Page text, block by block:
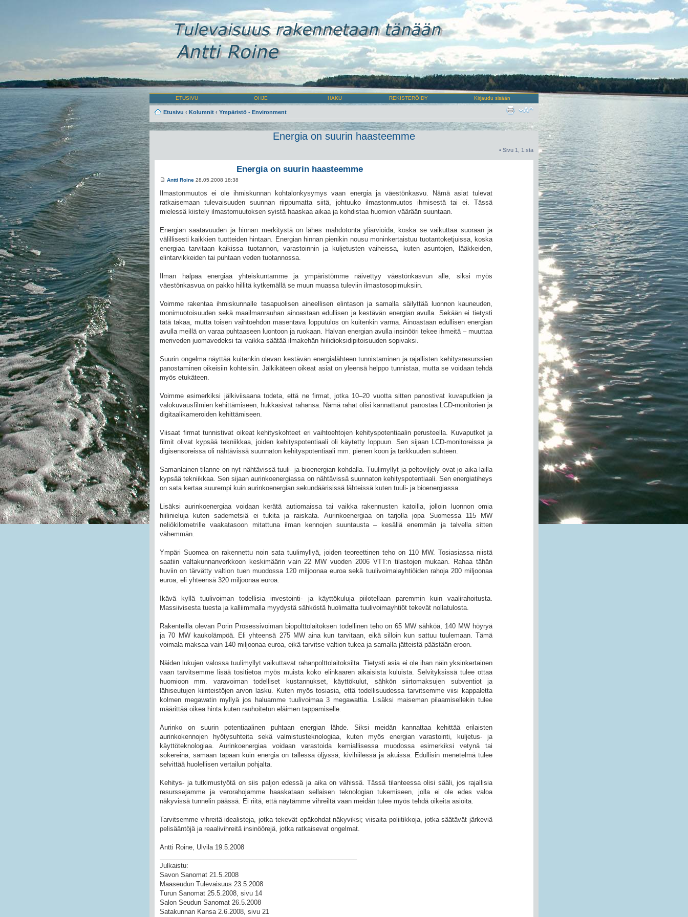
ETUSIVU OHJE HAKU REKISTERÖIDY Kirjaudu sisään
Etusivu ‹ Kolumnit ‹ Ympäristö - Environment
Energia on suurin haasteemme
• Sivu 1 1 :sta
Energia on suurin haasteemme
Antti Roine 28.05.2008 18:38
Ilmastonmuutos ei ole ihmiskunnan kohtalonkysymys vaan energia ja väestönkasvu. Nämä asiat tulevat
ratkaisemaan tulevaisuuden suunnan riippumatta siitä, johtuuko ilmastonmuutos ihmisestä tai ei. Tässä
mielessä kiistely ilmastomuutoksen syistä haaskaa aikaa ja kohdistaa huomion väärään suuntaan.
Energian saatavuuden ja hinnan merkitystä on lähes mahdotonta yliarvioida, koska se vaikuttaa suoraan ja
välillisesti kaikkien tuotteiden hintaan. Energian hinnan pienikin nousu moninkertaistuu tuotantoketjuissa, koska
energiaa tarvitaan kaikissa tuotannon, varastoinnin ja kuljetusten vaiheissa, kuten asuntojen, lääkkeiden,
elintarvikkeiden tai puhtaan veden tuotannossa.
Ilman halpaa energiaa yhteiskuntamme ja ympäristömme näivettyy väestönkasvun alle, siksi myös
väestönkasvua on pakko hillitä kytkemällä se muun muassa tuleviin ilmastosopimuksiin.
Voimme rakentaa ihmiskunnalle tasapuolisen aineellisen elintason ja samalla säilyttää luonnon kauneuden,
monimuotoisuuden sekä maailmanrauhan ainoastaan edullisen ja kestävän energian avulla. Sekään ei tietysti
tätä takaa, mutta toisen vaihtoehdon masentava lopputulos on kuitenkin varma. Ainoastaan edullisen energian
avulla meillä on varaa puhtaaseen luontoon ja ruokaan. Halvan energian avulla insinööri tekee ihmeitä – muuttaa
meriveden juomavedeksi tai vaikka säätää ilmakehän hiilidioksidipitoisuuden sopivaksi.
Suurin ongelma näyttää kuitenkin olevan kestävän energialähteen tunnistaminen ja rajallisten kehitysresurssien
panostaminen oikeisiin kohteisiin. Jälkikäteen oikeat asiat on yleensä helppo tunnistaa, mutta se voidaan tehdä
myös etukäteen.
Voimme esimerkiksi jälkiviisaana todeta, että ne firmat, jotka 10–20 vuotta sitten panostivat kuvaputkien ja
valokuvausfilmien kehittämiseen, hukkasivat rahansa. Nämä rahat olisi kannattanut panostaa LCD-monitorien ja
digitaalikameroiden kehittämiseen.
Viisaat firmat tunnistivat oikeat kehityskohteet eri vaihtoehtojen kehityspotentiaalin perusteella. Kuvaputket ja
filmit olivat kypsää tekniikkaa, joiden kehityspotentiaali oli käytetty loppuun. Sen sijaan LCD-monitoreissa ja
digisensoreissa oli nähtävissä suunnaton kehityspotentiaali mm. pienen koon ja tarkkuuden suhteen.
Samanlainen tilanne on nyt nähtävissä tuuli- ja bioenergian kohdalla. Tuulimyllyt ja peltoviljely ovat jo aika lailla
kypsää tekniikkaa. Sen sijaan aurinkoenergiassa on nähtävissä suunnaton kehityspotentiaali. Sen energiatiheys
on sata kertaa suurempi kuin aurinkoenergian sekundäärisissä lähteissä kuten tuuli- ja bioenergiassa.
Lisäksi aurinkoenergiaa voidaan kerätä autiomaissa tai vaikka rakennusten katoilla, jolloin luonnon omia
hiilinieluja kuten sademetsiä ei tukita ja raiskata. Aurinkoenergiaa on tarjolla jopa Suomessa 115 MW
neliökilometrille vaakatasoon mitattuna ilman kennojen suuntausta – kesällä enemmän ja talvella sitten
vähemmän.
Ympäri Suomea on rakennettu noin sata tuulimyllyä, joiden teoreettinen teho on 110 MW. Tosiasiassa niistä
saatiin valtakunnanverkkoon keskimäärin vain 22 MW vuoden 2006 VTT:n tilastojen mukaan. Rahaa tähän
huviin on tärvätty valtion tuen muodossa 120 miljoonaa euroa sekä tuulivoimalayhtiöiden rahoja 200 miljoonaa
euroa, eli yhteensä 320 miljoonaa euroa.
Ikävä kyllä tuulivoiman todellisia investointi- ja käyttökuluja piilotellaan paremmin kuin vaalirahoitusta.
Massiivisesta tuesta ja kalliimmalla myydystä sähköstä huolimatta tuulivoimayhtiöt tekevät nollatulosta.
Rakenteilla olevan Porin Prosessivoiman biopolttolaitoksen todellinen teho on 65 MW sähköä, 140 MW höyryä
ja 70 MW kaukolämpöä. Eli yhteensä 275 MW aina kun tarvitaan, eikä silloin kun sattuu tuulemaan. Tämä
voimala maksaa vain 140 miljoonaa euroa, eikä tarvitse valtion tukea ja samalla jätteistä päästään eroon.
Näiden lukujen valossa tuulimyllyt vaikuttavat rahanpolttolaitoksilta. Tietysti asia ei ole ihan näin yksinkertainen
vaan tarvitsemme lisää tositietoa myös muista koko elinkaaren aikaisista kuluista. Selvityksissä tulee ottaa
huomioon mm. varavoiman todelliset kustannukset, käyttökulut, sähkön siirtomaksujen subventiot ja
lähiseutujen kiinteistöjen arvon lasku. Kuten myös tosiasia, että todellisuudessa tarvitsemme viisi kappaletta
kolmen megawatin myllyä jos haluamme tuulivoimaa 3 megawattia. Lisäksi maiseman pilaamisellekin tulee
määrittää oikea hinta kuten rauhoitetun eläimen tappamiselle.
Aurinko on suurin potentiaalinen puhtaan energian lähde. Siksi meidän kannattaa kehittää erilaisten
aurinkokennojen hyötysuhteita sekä valmistusteknologiaa, kuten myös energian varastointi, kuljetus- ja
käyttöteknologiaa. Aurinkoenergiaa voidaan varastoida kemiallisessa muodossa esimerkiksi vetynä tai
sokereina, samaan tapaan kuin energia on tallessa öljyssä, kivihiilessä ja akuissa. Edullisin menetelmä tulee
selvittää huolellisen vertailun pohjalta.
Kehitys- ja tutkimustyötä on siis paljon edessä ja aika on vähissä. Tässä tilanteessa olisi sääli, jos rajallisia
resurssejamme ja verorahojamme haaskataan sellaisen teknologian tukemiseen, jolla ei ole edes valoa
näkyvissä tunnelin päässä. Ei riitä, että näytämme vihreiltä vaan meidän tulee myös tehdä oikeita asioita.
Tarvitsemme vihreitä idealisteja, jotka tekevät epäkohdat näkyviksi; viisaita poliitikkoja, jotka säätävät järkeviä
pelisääntöjä ja reaalivihreitä insinöörejä, jotka ratkaisevat ongelmat.
Antti Roine, Ulvila 19.5.2008
Julkaistu:
Savon Sanomat 21.5.2008
Maaseudun Tulevaisuus 23.5.2008
Turun Sanomat 25.5.2008, sivu 14
Salon Seudun Sanomat 26.5.2008
Satakunnan Kansa 2.6.2008, sivu 21